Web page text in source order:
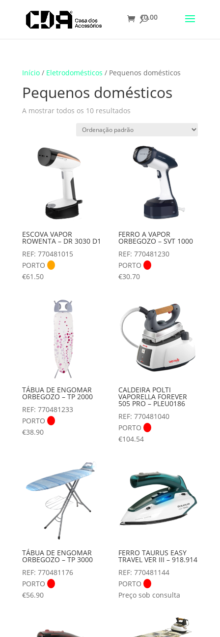
Translate
€0.00
Início/ Eletrodomésticos / Pequenos domésticos
Pequenos domésticos
A mostrar todos os 10 resultados
ESCOVA VAPOR
ROWENTA – DR 3030 D1
REF: 770481015
PORTO
€61.50
FERRO A VAPOR
ORBEGOZO – SVT 1000
REF: 770481230
PORTO
€30.70
TÁBUA DE ENGOMAR
ORBEGOZO – TP 2000
REF: 770481233
PORTO
€38.90
CALDEIRA POLTI
VAPORELLA FOREVER
505 PRO – PLEU0186
REF: 770481040
PORTO
€104.54
TÁBUA DE ENGOMAR
ORBEGOZO – TP 3000
REF: 770481176
PORTO
€56.90
FERRO TAURUS EASY
TRAVEL VER III – 918.914
REF: 770481144
PORTO
Preço sob consulta